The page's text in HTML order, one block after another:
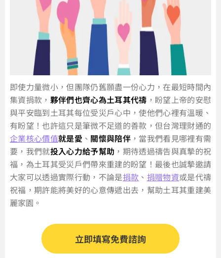
即使力量微小，但團隊仍舊願盡一份心力，在最短時間內
集資捐款， 夥伴們也齊心為土耳其代禱 ，盼望上帝的安慰
與平安臨到土耳其每位受災戶心中，使他們心裡有溫暖、
有盼望！也許這只是筆微不足道的善款，但台灣理財通的
企業核心價值就是愛 、 關懷與陪伴 ，當我們看見哪裡有需
要，我們就投入心力給予幫助 ，期待透過禱告與真摯的祝
福，為土耳其受災戶們帶來重建的盼望！最後也誠摯邀請
大家可以透過實際行動，不論是捐款 、 捐贈物資或是代禱
祝福，期許能將美好的心意傳遞出去，幫助土耳其重建美
麗家園。
立即填寫免費諮詢